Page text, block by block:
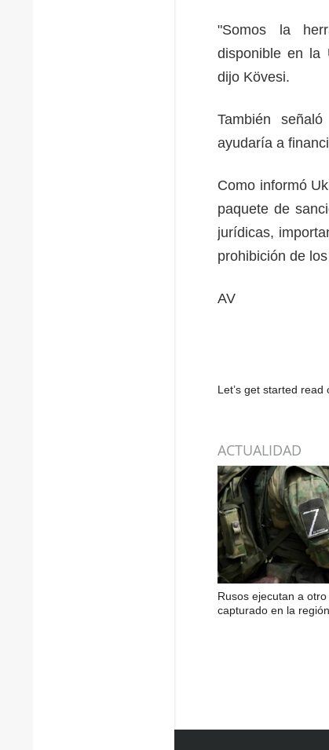
"Somos la
disponible en la
dijo Kövesi.
También
ayudaría a
Como informó
paquete de
jurídicas,
prohibición de
AV
Let’s get started
ACTUALIDAD
Rusos ejecutan a
capturado en la